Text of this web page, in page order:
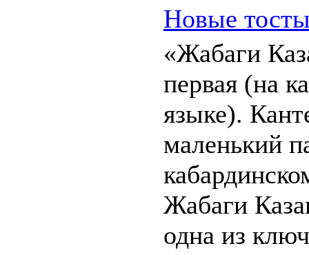
Новые
«Жабаги
первая (на
языке).
маленький
Жабаги
одна из